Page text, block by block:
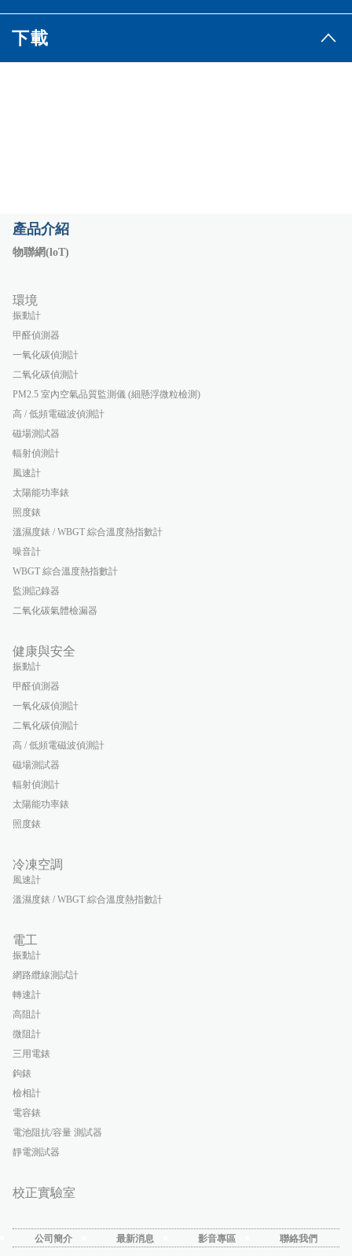
下載
產品介紹
物聯網(loT)
環境
振動計
甲醛偵測器
一氧化碳偵測計
二氧化碳偵測計
PM2.5 室內空氣品質監測儀 (細懸浮微粒檢測)
高 / 低頻電磁波偵測計
磁場測試器
輻射偵測計
風速計
太陽能功率錶
照度錶
溫濕度錶 / WBGT 綜合溫度熱指數計
噪音計
WBGT 綜合溫度熱指數計
監測記錄器
二氧化碳氣體檢漏器
健康與安全
振動計
甲醛偵測器
一氧化碳偵測計
二氧化碳偵測計
高 / 低頻電磁波偵測計
磁場測試器
輻射偵測計
太陽能功率錶
照度錶
冷凍空調
風速計
溫濕度錶 / WBGT 綜合溫度熱指數計
電工
振動計
網路纜線測試計
轉速計
高阻計
微阻計
三用電錶
鉤錶
檢相計
電容錶
電池阻抗/容量 測試器
靜電測試器
校正實驗室
公司簡介 最新消息 影音專區 聯絡我們